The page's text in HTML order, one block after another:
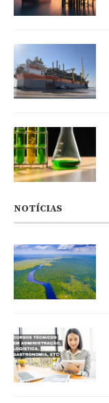
NOTÍCIAS